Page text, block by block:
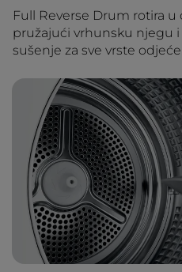
Full Reverse Drum rotira u
pružajući vrhunsku njegu
sušenje za sve vrste odjeće.